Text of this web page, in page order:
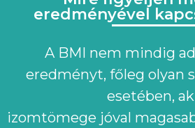
eredményével
A BMI nem mindig
eredményt, főleg olyan
esetében,
izomtömege jóval